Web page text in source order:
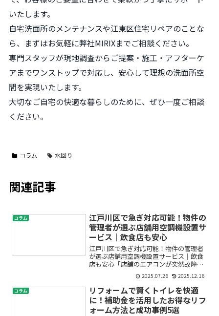
いたします。
自宅洗面所のメンテナンスや江東区住宅リペアのことな
ら、まずはお気軽に弊社MIRIXまでご相談ください。
専門スタッフが現地調査からご提案・施工・アフターケ
アまでワンストップで対応し、安心して理想の洗面所空
間を実現いたします。
大切なご自宅の快適な暮らしのために、ぜひ一度ご相談
ください。
コラム 水回り
関連記事
コラム
江戸川区で急ぎ対応可能！物件の
管理者が選ぶ店舗用空調機設置サ
ービス｜飲食店も安心
江戸川区で急ぎ対応可能！物件の管理者
が選ぶ店舗用空調機設置サービス｜飲食
店も安心「店舗のエアコンが突然故障し
てしまった」「新規オープン直前だけ
ど、空調の設置がまだで不安」「飲食店
の換気や空調のトラブル、どこに相談す
ればいいの？」――そんなお...
2025.07.26 2025.12.16
コラム
リフォームで賢くトイレを快適
に！補助金を活用したお得なリフ
ォーム方法と成功事例5選